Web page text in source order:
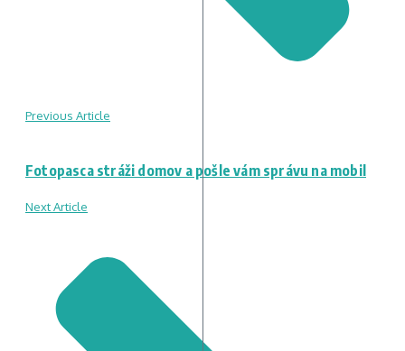
Previous Article
Fotopasca stráži domov a pošle vám správu na mobil
Next Article